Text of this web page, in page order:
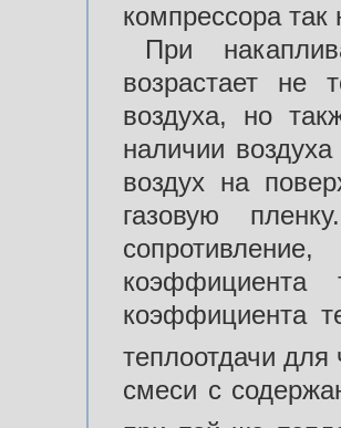
компрессора
При
возрастает не
воздуха, но
наличии
воздух на
газовую
коэффициента
теплоотдачи
смеси с